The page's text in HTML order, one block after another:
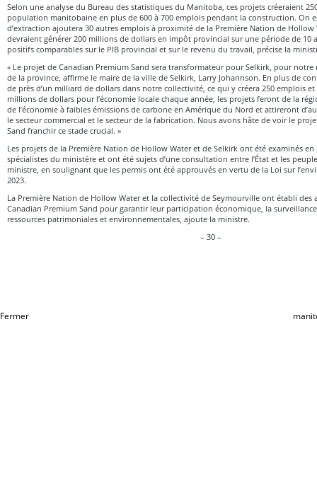
Selon une analyse du Bureau des statistiques du Manitoba, ces projets créeraient
population manitobaine en plus de 600 à 700 emplois pendant la construction. On
d’extraction ajoutera 30 autres emplois à proximité de la Première Nation de Hollow
devraient générer 200 millions de dollars en impôt provincial sur une période de 10
positifs comparables sur le PIB provincial et sur le revenu du travail, précise la
« Le projet de Canadian Premium Sand sera transformateur pour Selkirk, pour notre
de la province, affirme le maire de la ville de Selkirk, Larry Johannson. En plus de
de près d’un milliard de dollars dans notre collectivité, ce qui y créera 250 emplois
millions de dollars pour l’économie locale chaque année, les projets feront de la
de l’économie à faibles émissions de carbone en Amérique du Nord et attireront
le secteur commercial et le secteur de la fabrication. Nous avons hâte de voir le
Sand franchir ce stade crucial. »
Les projets de la Première Nation de Hollow Water et de Selkirk ont été examinés
spécialistes du ministère et ont été sujets d’une consultation entre l’État et les
ministre, en soulignant que les permis ont été approuvés en vertu de la Loi sur
2023.
La Première Nation de Hollow Water et la collectivité de Seymourville ont établi des
Canadian Premium Sand pour garantir leur participation économique, la
ressources patrimoniales et environnementales, ajoute la ministre.
– 30 –
Fermer